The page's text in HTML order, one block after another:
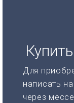
Для
написать
через